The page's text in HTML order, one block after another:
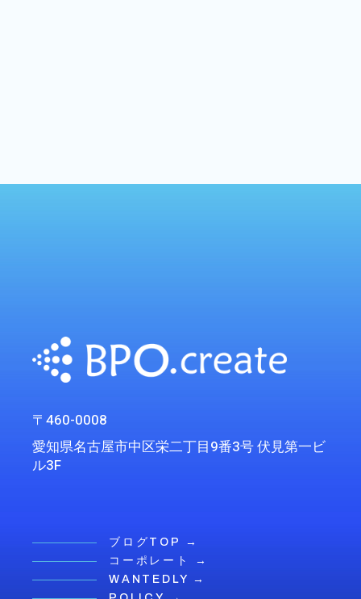
〒460-0008
愛知県名古屋市中区栄二丁目9番3号 伏見第一ビ
ル3F
ブログTOP →
コーポレート →
WANTEDLY →